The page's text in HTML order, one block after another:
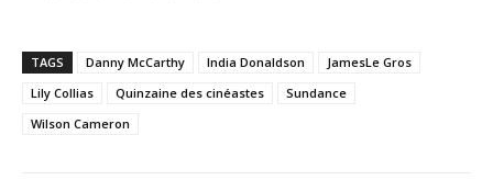
TAGS Danny McCarthy India Donaldson
JamesLe Gros
Lily Collias
Quinzaine des cinéastes
Sundance
Wilson Cameron